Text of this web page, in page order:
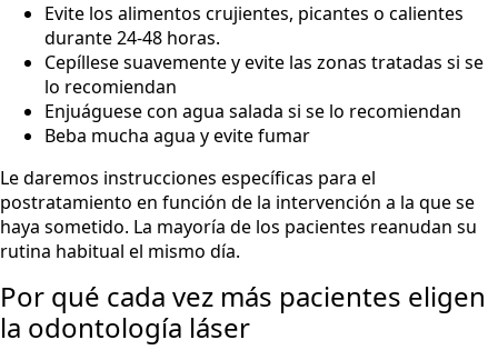
Evite los alimentos crujientes, picantes o calientes
durante 24-48 horas.
Cepíllese suavemente y evite las zonas tratadas si se
lo recomiendan
Enjuáguese con agua salada si se lo recomiendan
Beba mucha agua y evite fumar
Le daremos instrucciones específicas para el
postratamiento en función de la intervención a la que se
haya sometido. La mayoría de los pacientes reanudan su
rutina habitual el mismo día.
Por qué cada vez más pacientes eligen
la odontología láser